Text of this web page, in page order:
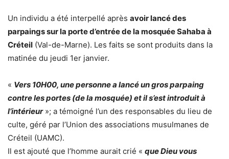
Un individu a été interpellé après avoir lancé des
parpaings sur la porte d’entrée de la mosquée Sahaba à
Créteil (Val-de-Marne). Les faits se sont produits dans la
matinée du jeudi 1er janvier.
« Vers 10H00, une personne a lancé un gros parpaing
contre les portes (de la mosquée) et il s’est introduit à
l’intérieur »; a témoigné l’un des responsables du lieu de
culte, géré par l’Union des associations musulmanes de
Créteil (UAMC).
Il est ajouté que l’homme aurait crié « que Dieu vous